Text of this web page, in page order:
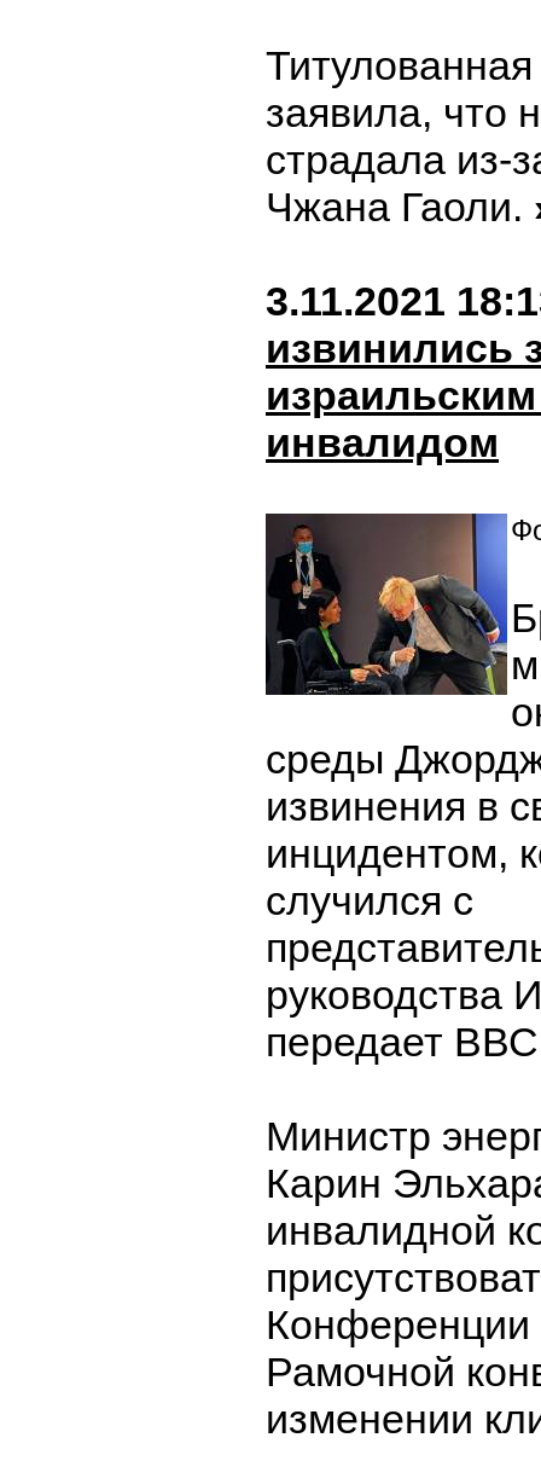
заявила, что
страдала из-
Чжана Гаоли.
3.11.2021
извинились
инвалидом
среды
извинения в
инцидентом,
случился с
руководства
передает
Министр
Карин
инвалидной
Конференции
Рамочной
изменении